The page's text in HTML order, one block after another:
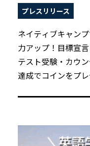
プレスリリース
ネイティブキャン
力アップ！目標宣
テスト受験・カウ
達成でコインをプ